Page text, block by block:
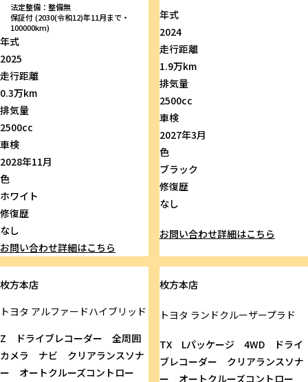
法定整備：整備無
保証付 (2030(令和12)年11月まで・
100000km)
年式
2025
走行距離
0.3万km
排気量
2500cc
車検
2028年11月
色
ホワイト
修復歴
なし
お問い合わせ詳細はこちら
年式
2024
走行距離
1.9万km
排気量
2500cc
車検
2027年3月
色
ブラック
修復歴
なし
お問い合わせ詳細はこちら
枚方本店
トヨタ アルファードハイブリッド
Z ドライブレコーダー 全周囲
カメラ ナビ クリアランスソナ
ー オートクルーズコントロー
枚方本店
トヨタ ランドクルーザープラド
TX Lパッケージ 4WD ドライ
ブレコーダー クリアランスソナ
ー オートクルーズコントロー